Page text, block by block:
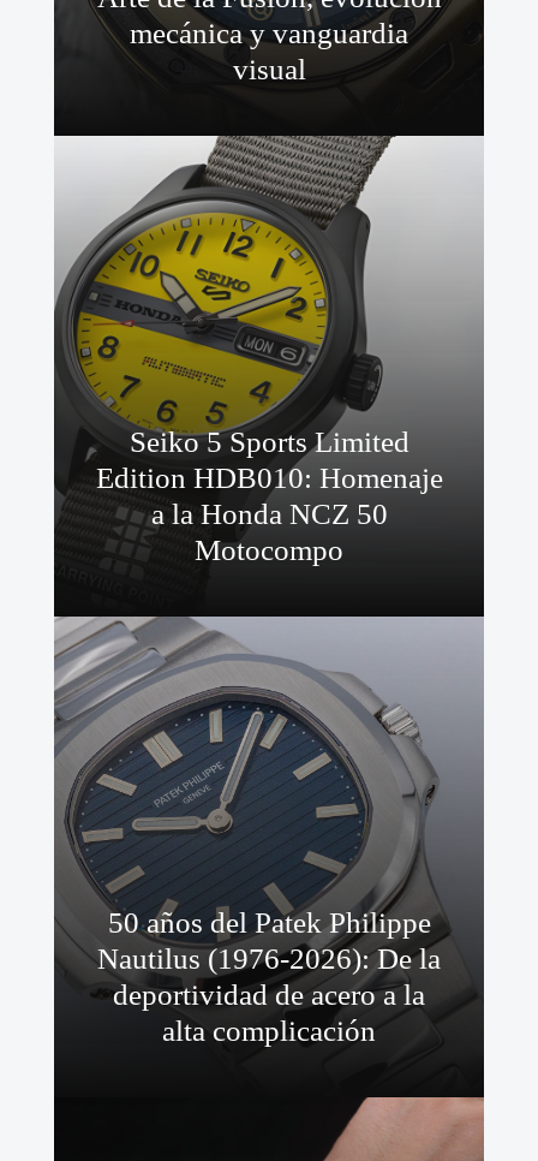
mecánica y vanguardia
visual
Seiko 5 Sports Limited
Edition HDB010: Homenaje
a la Honda NCZ 50
Motocompo
50 años del Patek Philippe
Nautilus (1976-2026): De la
deportividad de acero a la
alta complicación